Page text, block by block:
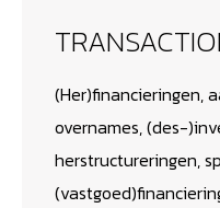
(Her)financieringen,
overnames, (des-
herstructureringen,